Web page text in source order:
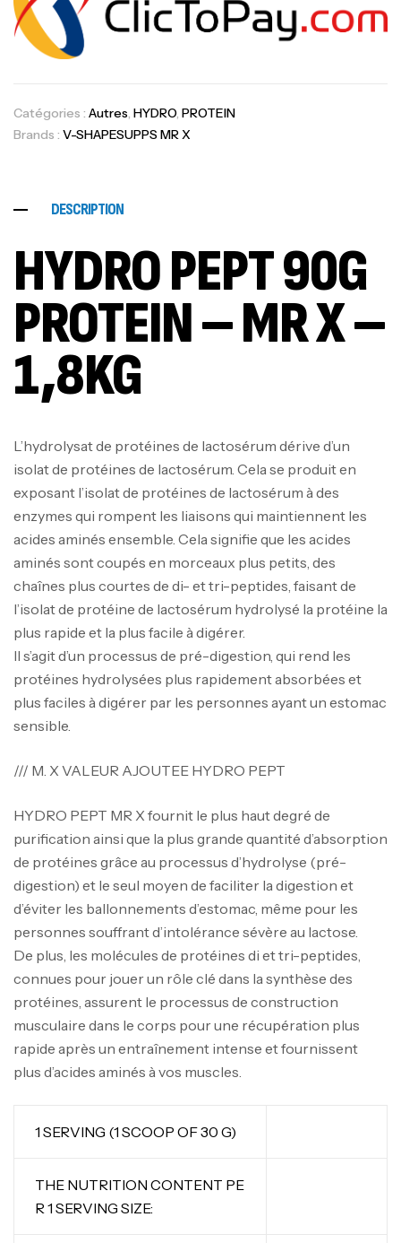
Catégories : Autres, HYDRO, PROTEIN
Brands : V-SHAPESUPPS MR X
DESCRIPTION
HYDRO PEPT 90G
PROTEIN – MR X –
1,8KG
L’hydrolysat de protéines de lactosérum dérive d’un
isolat de protéines de lactosérum. Cela se produit en
exposant l’isolat de protéines de lactosérum à des
enzymes qui rompent les liaisons qui maintiennent les
acides aminés ensemble. Cela signifie que les acides
aminés sont coupés en morceaux plus petits, des
chaînes plus courtes de di- et tri-peptides, faisant de
l’isolat de protéine de lactosérum hydrolysé la protéine la
plus rapide et la plus facile à digérer.
Il s’agit d’un processus de pré-digestion, qui rend les
protéines hydrolysées plus rapidement absorbées et
plus faciles à digérer par les personnes ayant un estomac
sensible.
/// M. X VALEUR AJOUTEE HYDRO PEPT
HYDRO PEPT MR X fournit le plus haut degré de
purification ainsi que la plus grande quantité d’absorption
de protéines grâce au processus d’hydrolyse (pré-
digestion) et le seul moyen de faciliter la digestion et
d’éviter les ballonnements d’estomac, même pour les
personnes souffrant d’intolérance sévère au lactose.
De plus, les molécules de protéines di et tri-peptides,
connues pour jouer un rôle clé dans la synthèse des
protéines, assurent le processus de construction
musculaire dans le corps pour une récupération plus
rapide après un entraînement intense et fournissent
plus d’acides aminés à vos muscles.
1 SERVING (1 SCOOP OF 30 G)
THE NUTRITION CONTENT PE
R 1 SERVING SIZE: